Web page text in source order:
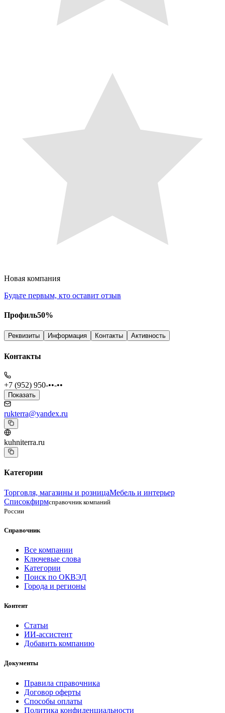
Новая компания
Будьте первым, кто оставит отзыв
Профиль50%
Реквизиты Информация Контакты Активность
Контакты
+7 (952) 950-••-••
Показать
rukterra@yandex.ru
kuhniterra.ru
Категории
Торговля, магазины и розницаМебель и интерьер
Списокфирмсправочник компаний
России
Справочник
Все компании
Ключевые слова
Категории
Поиск по ОКВЭД
Города и регионы
Контент
Статьи
ИИ-ассистент
Добавить компанию
Документы
Правила справочника
Договор оферты
Способы оплаты
Политика конфиденциальности